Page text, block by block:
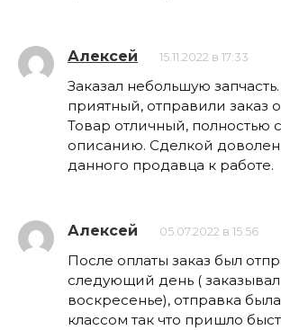
Алексей 15.11.2022 в 17:33
Заказал небольшую
приятный, отправили заказ
Товар отличный, полностью
описанию. Сделкой
данного продавца к работе.
Алексей 05.07.2022 в 15:56
После оплаты заказ был
следующий день (
воскресенье), отправка
классом так что пришло